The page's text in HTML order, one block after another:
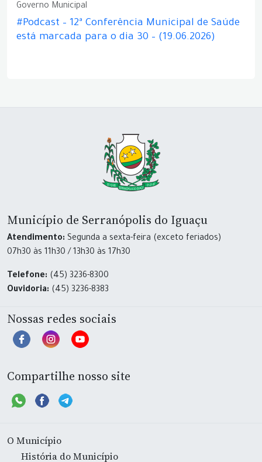
Governo Municipal
#Podcast – 12ª Conferência Municipal de Saúde
está marcada para o dia 30 – (19.06.2026)
Município de Serranópolis do Iguaçu
Atendimento: Segunda a sexta-feira (exceto feriados)
07h30 às 11h30 / 13h30 às 17h30
Telefone: (45) 3236-8300
Ouvidoria: (45) 3236-8383
Nossas redes sociais
Compartilhe nosso site
O Município
História do Município